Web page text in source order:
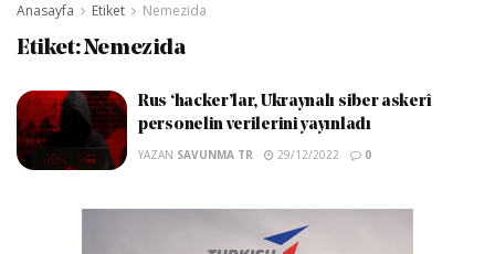
Anasayfa Etiket Nemezida
Etiket:Nemezida
Rus ‘hacker’lar, Ukraynalı siber askerî
personelin verilerini yayınladı
YAZAN SAVUNMA TR 29/12/2022 0